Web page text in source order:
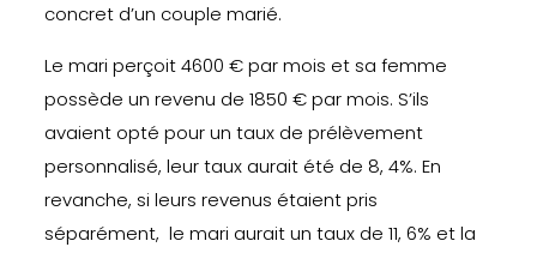
concret d’un couple marié.
Le mari perçoit 4600 € par mois et sa femme
possède un revenu de 1850 € par mois. S’ils
avaient opté pour un taux de prélèvement
personnalisé, leur taux aurait été de 8, 4%. En
revanche, si leurs revenus étaient pris
séparément, le mari aurait un taux de 11, 6% et la